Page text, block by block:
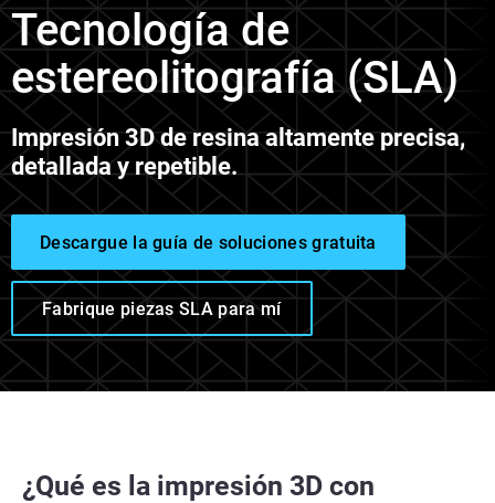
Tecnología de
estereolitografía (SLA)
Impresión 3D de resina altamente precisa,
detallada y repetible.
Descargue la guía de soluciones gratuita
Fabrique piezas SLA para mí
¿Qué es la impresión 3D con